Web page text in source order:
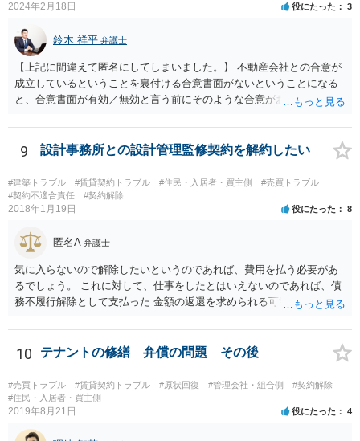
2024年2月18日 役にたった 3
鈴木 祥平 弁護士
【上記に間違えて匿名にしてしまいました。】 不動産会社との合意が
成立しているということを裏付ける合意書面がないということになる
と、合意書面が有効／無効と言う前にそのような合意がお互いになさ
ーに録音をしている「合意書は渡します。」と言う内容では、直ちに
合意が成立したということを裏付けられるかというと疑問です。 相手
ことをもって、「合意が成立していたから「白紙撤回」されているの
である（成立していないのであれば、合意違反がそもそも生じないは
ず）」として、その上で、「今後連絡を取らない」ということが契約
ます。 ただ、いずれにしても、「不動産を買い取る」というのは、い
が定まっているかどうかが気になるところです。売買契約の主張・立
証はかなり難しいのではないかと思料いたします。
9 設計事務所との設計管理監修契約を解約したい
#建築トラブル #賃貸契約トラブル #住民・入居者・買主側
#売買トラブル
#契約不適合責任
#契約解除
2018年1月19日 役にたった 8
匿名A 弁護士
気に入らないので解除したいというのであれば、費用を払う必要があ
るでしょう。 これに対して、仕事をしたとはいえないのであれば、債
務不履行解除として支払った 金額の返還を求められる可能性はありま
双方合意できない場合は 裁判をして決めざるを得ません。 せめて、お
近くの弁護士に契約書や図面を持って相談だけでもしてみてくださ
10 テナントの修繕 弁償の問題 その後
#売買トラブル #賃貸契約トラブル #原状回復 #管理会社・組合側
#契約解除
#住民・入居者・買主側
2019年8月21日 役にたった 4